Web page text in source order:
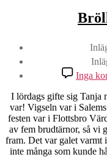
Inga
I lördags gifte sig Tanja
var! Vigseln var i
festen var i Flottsbro
av fem brudtärnor, så vi
fram. Det var galet varmt
inte många som kunde